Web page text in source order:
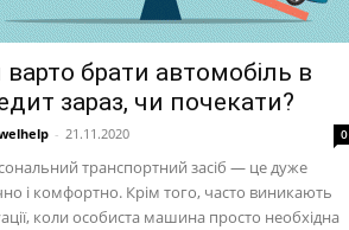
варто брати автомобіль в
зараз, чи почекати?
- 21.11.2020 0
транспортний засіб — це дуже
і комфортно. Крім того, часто виникають
коли особиста машина просто необхідна